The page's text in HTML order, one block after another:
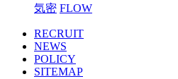
気密 FLOW
RECRUIT
NEWS
POLICY
SITEMAP